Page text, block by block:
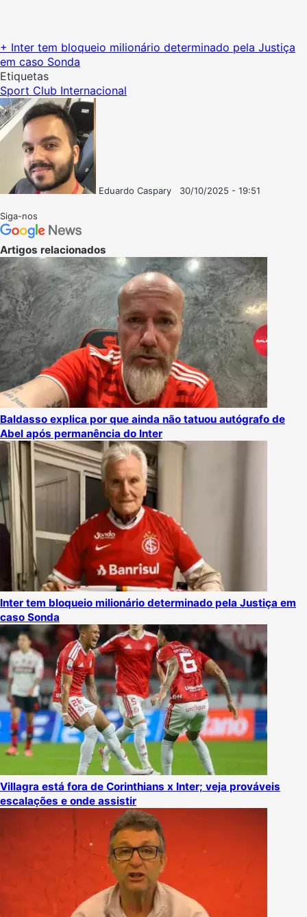
+ Inter tem bloqueio milionário determinado pela Justiça
em caso Sonda
Etiquetas
Sport Club Internacional
Eduardo Caspary
30/10/2025 - 19:51
Siga-nos
Artigos relacionados
Baldasso explica por que ainda não tatuou autógrafo de
Abel após permanência do Inter
Inter tem bloqueio milionário determinado pela Justiça em
caso Sonda
Villagra está fora de Corinthians x Inter; veja prováveis
escalações e onde assistir